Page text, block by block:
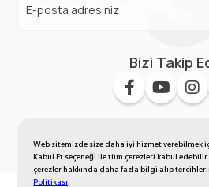
Web sitemizde size daha iyi hizmet verebilmek
Kabul Et seçeneği ile tüm çerezleri kabul
çerezler hakkında daha fazla bilgi alıp
Politikası
Bizi Takip